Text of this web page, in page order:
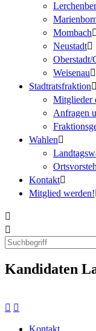
Mombach
Neustadt
Oberstadt/
Weisenau
Stadtratsfraktion
Mitglieder
Anfragen
Wahlen
Kontakt
Mitglied werden!
Kandidaten
Kontakt